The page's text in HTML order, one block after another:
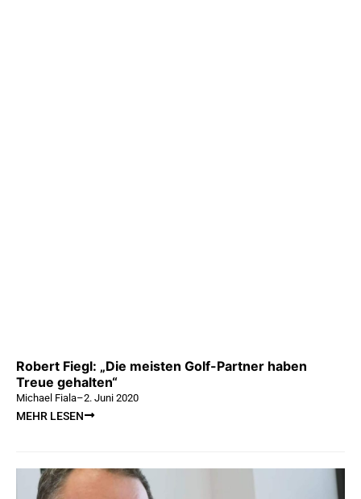
Robert Fiegl: „Die meisten Golf-Partner haben
Treue gehalten“
Michael Fiala–2. Juni 2020
MEHR LESEN